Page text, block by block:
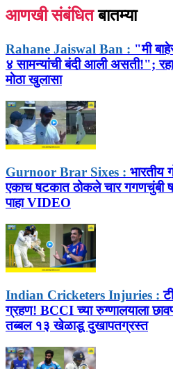
आणखी संबंधित बातम्या
Rahane Jaiswal Ban : "मी
४ सामन्यांची बंदी आली असती!";
मोठा खुलासा
Gurnoor Brar Sixes : भारतीय
एकाच षटकात ठोकले चार गगणचुंबी
पाहा VIDEO
Indian Cricketers Injuries :
ग्रहण! BCCI च्या रुग्णालयाला
तब्बल १३ खेळाडू दुखापतग्रस्त